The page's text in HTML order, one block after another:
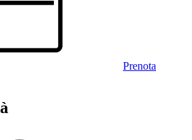
Prenota